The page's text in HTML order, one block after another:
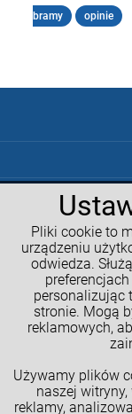
Pliki cookie to
urządzeniu
odwiedza.
personalizując
stronie. Mogą
reklamowych,
Używamy plików
naszej
reklamy,
bramy opinie